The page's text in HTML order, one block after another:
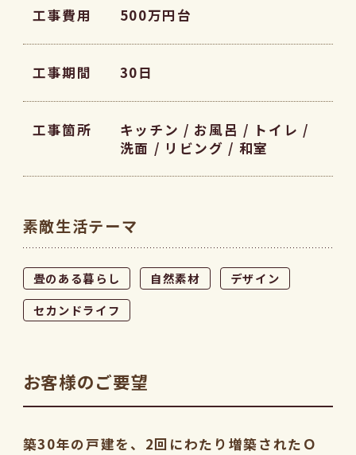
工事費用 500万円台
工事期間 30日
工事箇所
キッチン / お風呂 / トイレ /
洗面 / リビング / 和室
素敵生活テーマ
畳のある暮らし 自然素材
デザイン
セカンドライフ
お客様のご要望
築30年の戸建を、2回にわたり増築されたＯ